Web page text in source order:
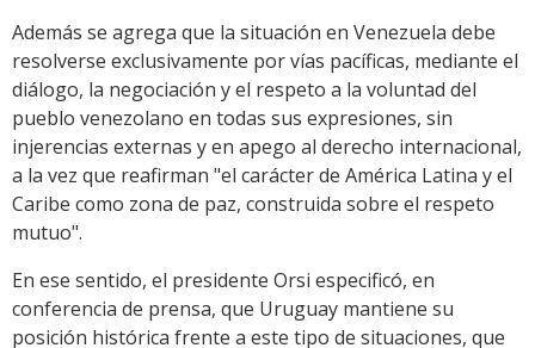
Además se agrega que la situación en Venezuela debe
resolverse exclusivamente por vías pacíficas, mediante el
diálogo, la negociación y el respeto a la voluntad del
pueblo venezolano en todas sus expresiones, sin
injerencias externas y en apego al derecho internacional,
a la vez que reafirman "el carácter de América Latina y el
Caribe como zona de paz, construida sobre el respeto
mutuo".
En ese sentido, el presidente Orsi especificó, en
conferencia de prensa, que Uruguay mantiene su
posición histórica frente a este tipo de situaciones, que